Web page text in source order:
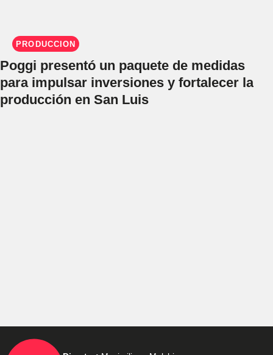
PRODUCCIÓN
Poggi presentó un paquete de medidas
para impulsar inversiones y fortalecer la
producción en San Luis